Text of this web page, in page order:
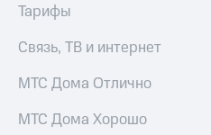
Тарифы
Связь, ТВ и интернет
МТС Дома Отлично
МТС Дома Хорошо